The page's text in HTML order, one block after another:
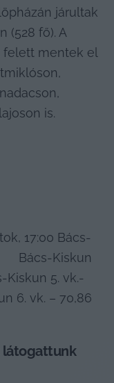
járultak
(528 fő). A
felett mentek el
is.
Bács-Kiskun
Kiskun 5. vk.-
6. vk. – 70,86
látogattunk